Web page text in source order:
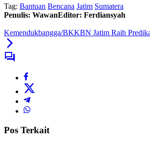
Tag: Bantuan Bencana Jatim Sumatera
Penulis: WawanEditor: Ferdiansyah
Kemendukbangga/BKKBN Jatim Raih
Pos Terkait